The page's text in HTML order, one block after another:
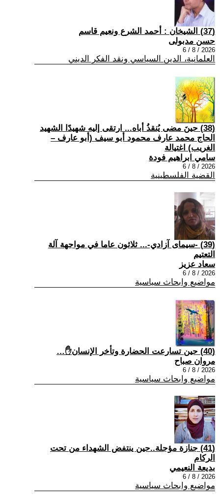
(37) الشيخان : أحمد الشرع ونعيم قاسم
حسن مدبولى
2026 / 8 / 6
العلمانية، الدين السياسي ونقد الفكر الديني
(38) حينَ مضى يُنقذُ أباه... ارتقى إليه شهيدًا الشهيد
الحاج محمد عارف محمود أبو سيف (أبو عارف –
الغريب) اغتيالة
سامي ابراهيم فودة
2026 / 8 / 6
القضية الفلسطينية
(39) -سيمای آزادي-... ثلاثون عاما في مواجهة آلة
التعتيم
سعاد عزيز
2026 / 8 / 6
مواضيع وابحاث سياسية
(40) حين تسارعت الحضارة وتأخر الإنسان✋…
مروان صباح
2026 / 8 / 6
مواضيع وابحاث سياسية
(41) جنازة مؤجلة..حين ينتفض الشهداء من تحت
الركام
بديعة النعيمي
2026 / 8 / 6
مواضيع وابحاث سياسية